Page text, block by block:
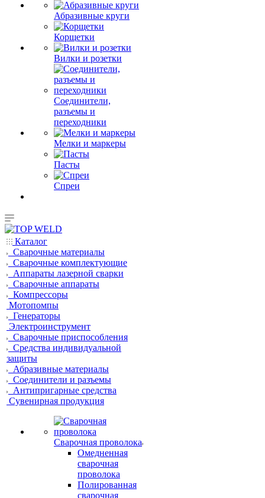
Абразивные круги
Корщетки
Вилки и розетки
Соединители,
разъемы и
переходники
Мелки и маркеры
Пасты
Спреи
Каталог
Сварочные материалы
Сварочные комплектующие
Аппараты лазерной сварки
Сварочные аппараты
Компрессоры
Мотопомпы
Генераторы
Электроинструмент
Сварочные приспособления
Средства индивидуальной
защиты
Абразивные материалы
Соединители и разъемы
Антипригарные средства
Сувенирная продукция
Сварочная проволока
Омедненная
сварочная
проволока
Полированная
сварочная